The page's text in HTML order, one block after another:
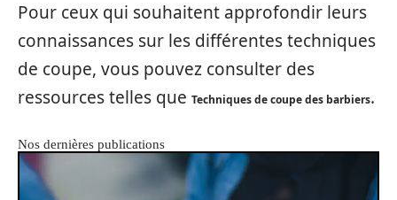
Pour ceux qui souhaitent approfondir leurs
connaissances sur les différentes techniques
de coupe, vous pouvez consulter des
ressources telles que Techniques de coupe des barbiers.
Nos dernières publications